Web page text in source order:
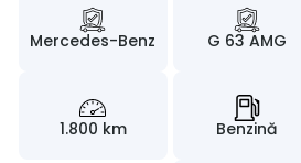
Mercedes-Benz G 63 AMG
1.800 km Benzină